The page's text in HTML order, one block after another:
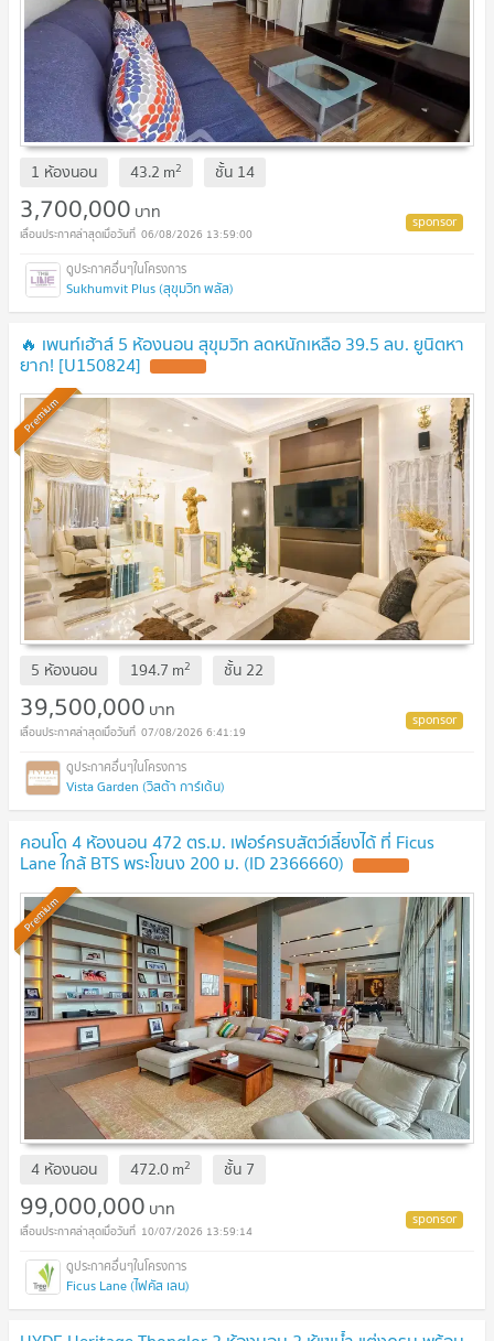
1 ห้องนอน 43.2 m2 ชั้น 14
3,700,000 บาท
06/08/2026 13:59:00
Sukhumvit Plus (สุขุมวิท พลัส)
🔥 เพนท์เฮ้าส์ 5 ห้องนอน สุขุมวิท ลดหนักเหลือ 39.5 ลบ. ยูนิตหา
ยาก! [U150824]
Premium
5 ห้องนอน 194.7 m2 ชั้น 22
39,500,000 บาท
07/08/2026 6:41:19
Vista Garden (วิสต้า การ์เด้น)
คอนโด 4 ห้องนอน 472 ตร.ม. เฟอร์ครบสัตว์เลี้ยงได้ ที่ Ficus
Lane ใกล้ BTS พระโขนง 200 ม. (ID 2366660)
Premium
4 ห้องนอน 472.0m2 ชั้น 7
99,000,000 บาท
10/07/2026 13:59:14
Ficus Lane (ไฟคัส เลน)